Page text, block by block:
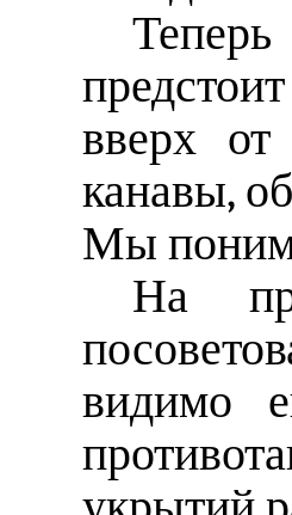
вверх
канавы,
Мы
На
видимо